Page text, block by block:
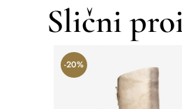
Slični
-20%